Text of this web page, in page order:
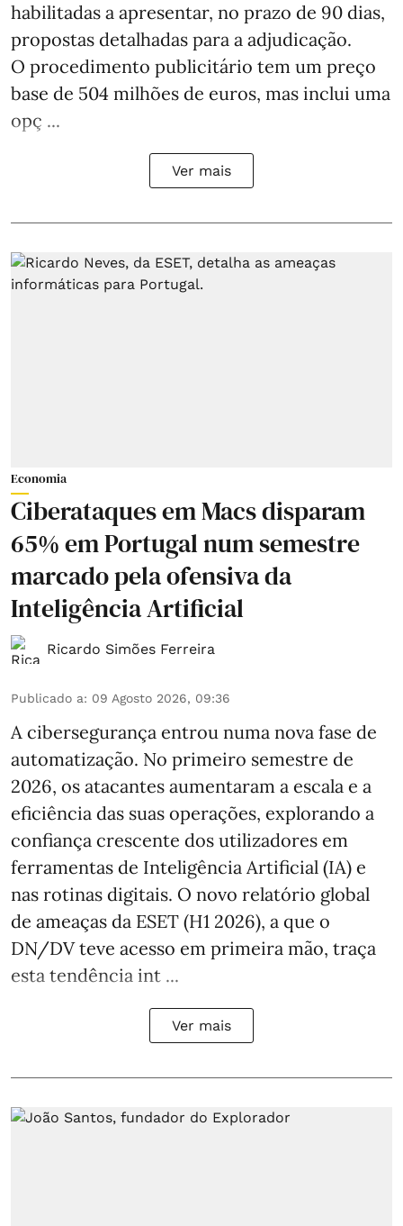
habilitadas a apresentar, no prazo de 90 dias,
propostas detalhadas para a adjudicação.
O procedimento publicitário tem um preço
base de 504 milhões de euros, mas inclui uma
opç ...
Ver mais
Economia
Ciberataques em Macs disparam
65% em Portugal num semestre
marcado pela ofensiva da
Inteligência Artificial
Ricardo Simões Ferreira
Publicado a: 09 Agosto 2026, 09:36
A cibersegurança entrou numa nova fase de
automatização. No primeiro semestre de
2026, os atacantes aumentaram a escala e a
eficiência das suas operações, explorando a
confiança crescente dos utilizadores em
ferramentas de Inteligência Artificial (IA) e
nas rotinas digitais. O novo relatório global
de ameaças da ESET (H1 2026), a que o
DN/DV teve acesso em primeira mão, traça
esta tendência int ...
Ver mais